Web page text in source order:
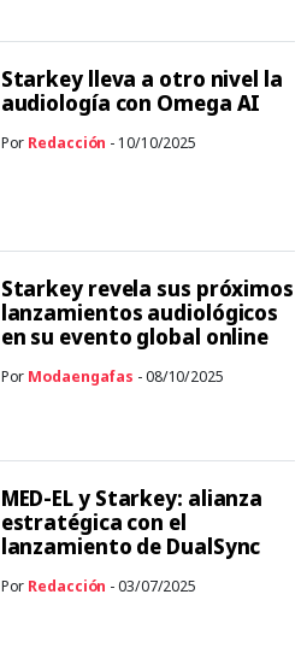
Starkey lleva a otro nivel la
audiología con Omega AI
Por Redacción - 10/10/2025
Starkey revela sus próximos
lanzamientos audiológicos
en su evento global online
Por Modaengafas - 08/10/2025
MED-EL y Starkey: alianza
estratégica con el
lanzamiento de DualSync
Por Redacción - 03/07/2025